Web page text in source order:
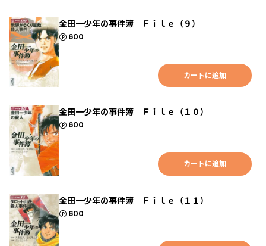
金田一少年の事件簿 Ｆｉｌｅ（９）
600
ポイント
カートに追加
金田一少年の事件簿 Ｆｉｌｅ（１０）
600
ポイント
カートに追加
金田一少年の事件簿 Ｆｉｌｅ（１１）
600
ポイント